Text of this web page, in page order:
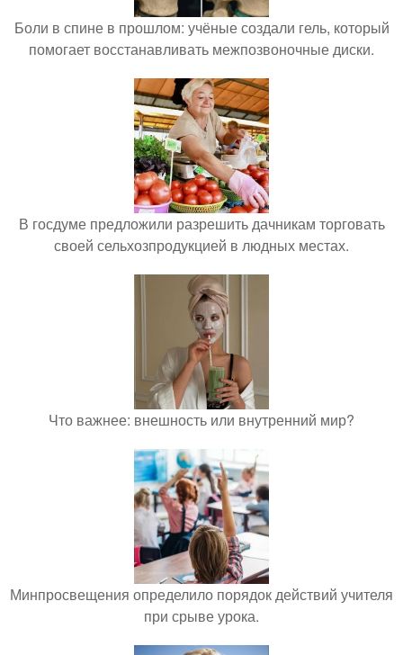
Боли в спине в прошлом: учёные создали гель, который
помогает восстанавливать межпозвоночные диски.
В госдуме предложили разрешить дачникам торговать
своей сельхозпродукцией в людных местах.
Что важнее: внешность или внутренний мир?
Минпросвещения определило порядок действий учителя
при срыве урока.